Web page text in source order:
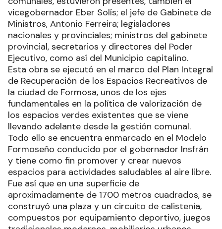
vicegobernador Eber Solís; el jefe de Gabinete de
Ministros, Antonio Ferreira; legisladores
nacionales y provinciales; ministros del gabinete
provincial, secretarios y directores del Poder
Ejecutivo, como así del Municipio capitalino.
Esta obra se ejecutó en el marco del Plan Integral
de Recuperación de los Espacios Recreativos de
la ciudad de Formosa, unos de los ejes
fundamentales en la política de valorización de
los espacios verdes existentes que se viene
llevando adelante desde la gestión comunal.
Todo ello se encuentra enmarcado en el Modelo
Formoseño conducido por el gobernador Insfrán
y tiene como fin promover y crear nuevos
espacios para actividades saludables al aire libre.
Fue así que en una superficie de
aproximadamente de 1700 metros cuadrados, se
construyó una plaza y un circuito de calistenia,
compuestos por equipamiento deportivo, juegos